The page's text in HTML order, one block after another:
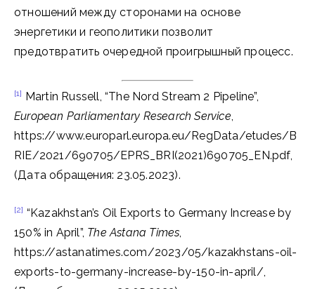
отношений между сторонами на основе
энергетики и геополитики позволит
предотвратить очередной проигрышный процесс.
[1] Martin Russell, “The Nord Stream 2 Pipeline”,
European Parliamentary Research Service,
https://www.europarl.europa.eu/RegData/etudes/B
RIE/2021/690705/EPRS_BRI(2021)690705_EN.pdf,
(Дата обращения: 23.05.2023).
[2] “Kazakhstan’s Oil Exports to Germany Increase by
150% in April”, The Astana Times,
https://astanatimes.com/2023/05/kazakhstans-oil-
exports-to-germany-increase-by-150-in-april/,